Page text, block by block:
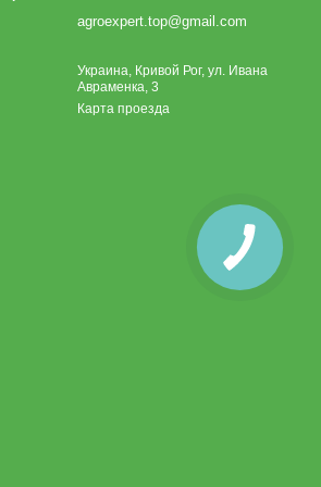
agroexpert.top@gmail.com
Украина, Кривой Рог, ул. Ивана
Авраменка, 3
Карта проезда